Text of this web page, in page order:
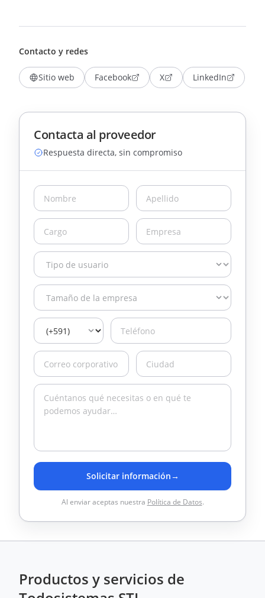
Contacto y redes
Sitio web Facebook X LinkedIn
Contacta al proveedor
Respuesta directa, sin compromiso
Solicitar información→
Al enviar aceptas nuestra Política de Datos.
Productos y servicios de